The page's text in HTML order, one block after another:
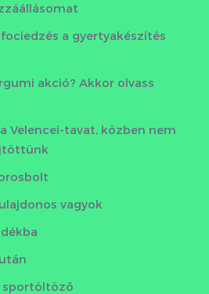
a gyertyakészítés
akció? Akkor olvass
Velencei-tavat, közben nem
vagyok
sportöltöző